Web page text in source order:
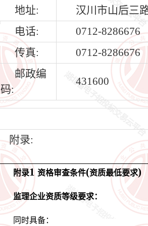
地址:
汉川市山后三
电话:
0712-8286676
传真:
0712-8286676
邮政编
码:
431600
附录:
附录1 资格审查条件(资质最低要求)
监理企业资质等级要求：
同时具备：